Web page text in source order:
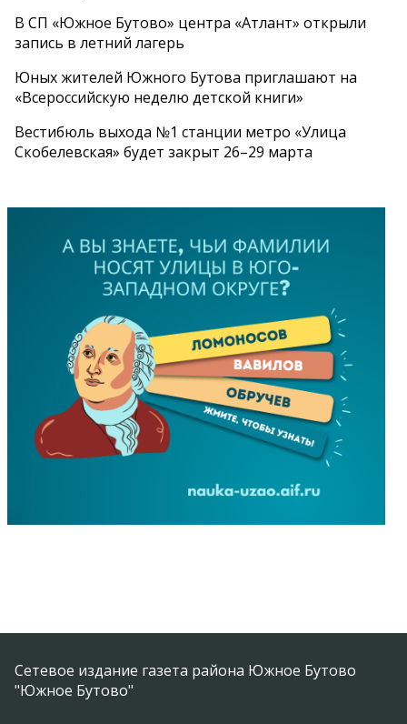
В СП «Южное Бутово» центра «Атлант» открыли
запись в летний лагерь
Юных жителей Южного Бутова приглашают на
«Всероссийскую неделю детской книги»
Вестибюль выхода №1 станции метро «Улица
Скобелевская» будет закрыт 26–29 марта
Сетевое издание газета района Южное Бутово
"Южное Бутово"